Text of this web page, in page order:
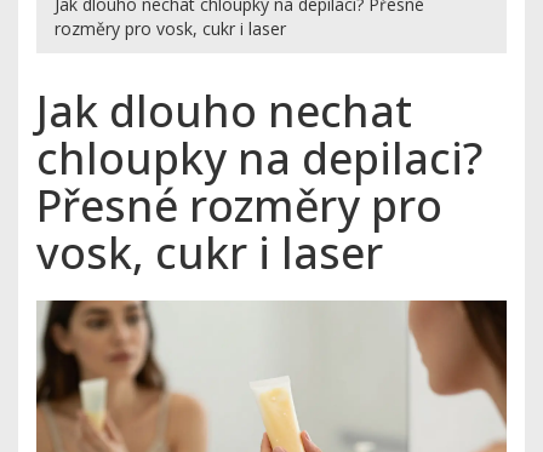
rozměry pro vosk, cukr i laser
Jak dlouho nechat
chloupky na depilaci?
Přesné rozměry pro
vosk, cukr i laser